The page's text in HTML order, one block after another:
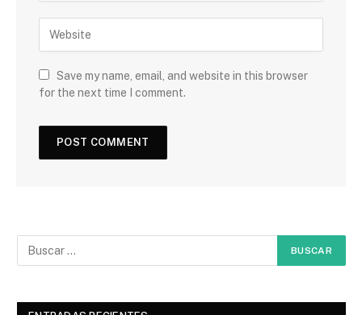
Save my name, email, and website in this browser
for the next time I comment.